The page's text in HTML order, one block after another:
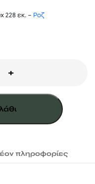
228 εκ. – Ροζ
+
πληροφορίες